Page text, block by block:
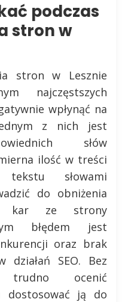
podczas
stron w
stron w Lesznie
najczęstszych
wpłynąć na
z nich jest
słów
ilość w treści
tekstu słowami
do obniżenia
kar ze strony
błędem jest
oraz brak
działań SEO. Bez
trudno ocenić
dostosować ją do